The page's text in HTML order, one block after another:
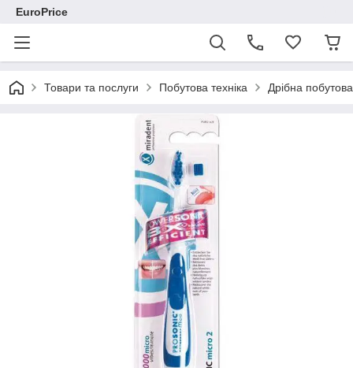
EuroPrice
Товари та послуги Побутова техніка Дрібна